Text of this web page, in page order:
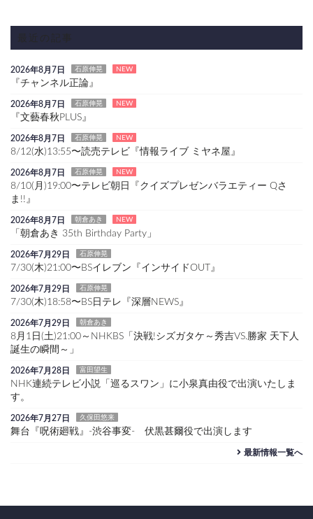
最近の記事
2026年8月7日 石原伸晃 NEW
『チャンネル正論』
2026年8月7日 石原伸晃 NEW
『文藝春秋PLUS』
2026年8月7日 石原伸晃 NEW
8/12(水)13:55〜読売テレビ『情報ライブ ミヤネ屋』
2026年8月7日 石原伸晃 NEW
8/10(月)19:00〜テレビ朝日『クイズプレゼンバラエティー Qさ
ま!!』
2026年8月7日 朝倉あき NEW
「朝倉あき 35th Birthday Party」
2026年7月29日 石原伸晃
7/30(木)21:00〜BSイレブン『インサイドOUT』
2026年7月29日 石原伸晃
7/30(木)18:58〜BS日テレ『深層NEWS』
2026年7月29日 朝倉あき
8月1日(土)21:00～NHKBS「決戦!シズガタケ～秀吉VS.勝家 天下人
誕生の瞬間～」
2026年7月28日 富田望生
NHK連続テレビ小説「巡るスワン」に小泉真由役で出演いたしま
す。
2026年7月27日 久保田悠来
舞台『呪術廻戦』-渋谷事変- 伏黒甚爾役で出演します
最新情報一覧へ